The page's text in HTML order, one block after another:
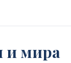
и мира